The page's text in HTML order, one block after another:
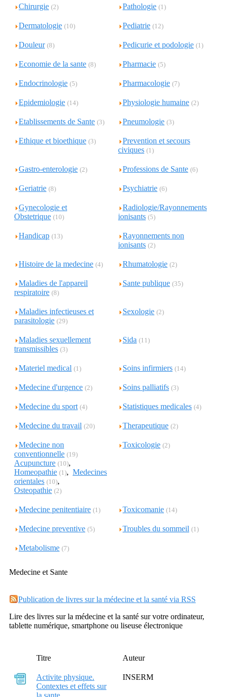
Chirurgie (2) Pathologie (1)
Dermatologie (10) Pediatrie (12)
Douleur (8) Pedicurie et podologie (1)
Economie de la sante (8) Pharmacie (5)
Endocrinologie (5) Pharmacologie (7)
Epidemiologie (14) Physiologie humaine (2)
Etablissements de Sante (3) Pneumologie (3)
Ethique et bioethique (3)
Prevention et secours
civiques (1)
Gastro-enterologie (2) Professions de Sante (6)
Geriatrie (8) Psychiatrie (6)
Gynecologie et
Obstetrique (10)
Radiologie/Rayonnements
ionisants (5)
Handicap (13)
Rayonnements non
ionisants (2)
Histoire de la medecine (4) Rhumatologie (2)
Maladies de l'appareil
respiratoire (8)
Sante publique (35)
Maladies infectieuses et
parasitologie (29)
Sexologie (2)
Maladies sexuellement
transmissibles (3)
Sida (11)
Materiel medical (1) Soins infirmiers (14)
Medecine d'urgence (2) Soins palliatifs (3)
Medecine du sport (4) Statistiques medicales (4)
Medecine du travail (20) Therapeutique (2)
Medecine non
conventionnelle (19)
Acupuncture (10),
Homeopathie (1), Medecines
orientales (10),
Osteopathie (2)
Toxicologie (2)
Medecine penitentiaire (1) Toxicomanie (14)
Medecine preventive (5) Troubles du sommeil (1)
Metabolisme (7)
Medecine et Sante
Publication de livres sur la médecine et la santé via RSS
Lire des livres sur la médecine et la santé sur votre ordinateur,
tablette numérique, smartphone ou liseuse électronique
Titre Auteur
Activite physique.
Contextes et effets sur
la sante
INSERM